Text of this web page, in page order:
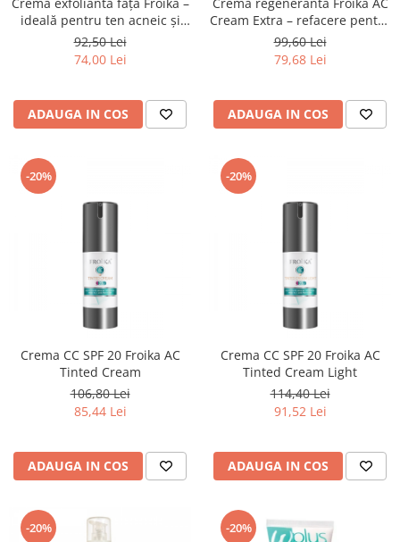
ideală pentru ten acneic și
pori dilatați
92,50 Lei
74,00 Lei
ADAUGA IN COS
Cream Extra – refacere pentru
pielea cu imperfecțiuni
99,60 Lei
79,68 Lei
ADAUGA IN COS
-20%
Crema CC SPF 20 Froika AC
Tinted Cream
106,80 Lei
85,44 Lei
ADAUGA IN COS
-20%
Crema CC SPF 20 Froika AC
Tinted Cream Light
114,40 Lei
91,52 Lei
ADAUGA IN COS
-20% -20%